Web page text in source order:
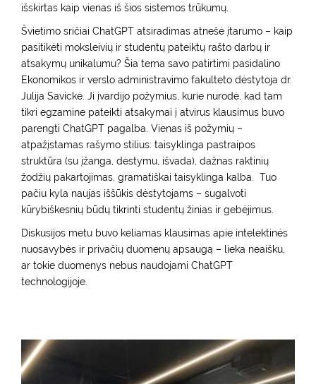
išskirtas kaip vienas iš šios sistemos trūkumų.
Švietimo sričiai ChatGPT atsiradimas atnešė įtarumo – kaip
pasitikėti moksleivių ir studentų pateiktų rašto darbų ir
atsakymų unikalumu? Šia tema savo patirtimi pasidalino
Ekonomikos ir verslo administravimo fakulteto dėstytoja dr.
Julija Savickė. Ji įvardijo požymius, kurie nurodė, kad tam
tikri egzamine pateikti atsakymai į atvirus klausimus buvo
parengti ChatGPT pagalba. Vienas iš požymių –
atpažįstamas rašymo stilius: taisyklinga pastraipos
struktūra (su įžanga, dėstymu, išvada), dažnas raktinių
žodžių pakartojimas, gramatiškai taisyklinga kalba. Tuo
pačiu kyla naujas iššūkis dėstytojams – sugalvoti
kūrybiškesnių būdų tikrinti studentų žinias ir gebėjimus.
Diskusijos metu buvo keliamas klausimas apie intelektinės
nuosavybės ir privačių duomenų apsaugą – lieka neaišku,
ar tokie duomenys nebus naudojami ChatGPT
technologijoje.